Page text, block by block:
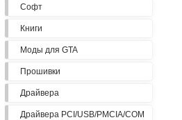
Софт
Книги
Моды для GTA
Прошивки
Драйвера
Драйвера PCI/USB/PMCIA/COM